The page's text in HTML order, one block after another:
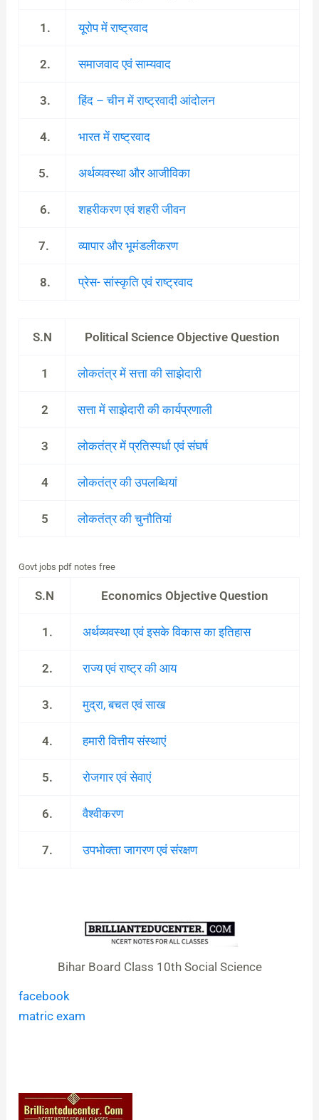
1. यूरोप में राष्ट्रवाद
2. समाजवाद एवं साम्यवाद
3. हिंद – चीन में राष्ट्रवादी आंदोलन
4. भारत में राष्ट्रवाद
5. अर्थव्यवस्था और आजीविका
6. शहरीकरण एवं शहरी जीवन
7. व्यापार और भूमंडलीकरण
8. प्रेस- सांस्कृति एवं राष्ट्रवाद
S.N Political Science Objective Question
1 लोकतंत्र में सत्ता की साझेदारी
2 सत्ता में साझेदारी की कार्यप्रणाली
3 लोकतंत्र में प्रतिस्पर्धा एवं संघर्ष
4 लोकतंत्र की उपलब्धियां
5 लोकतंत्र की चुनौतियां
Govt jobs pdf notes free
S.N Economics Objective Question
1. अर्थव्यवस्था एवं इसके विकास का इतिहास
2. राज्य एवं राष्ट्र की आय
3. मुद्रा, बचत एवं साख
4. हमारी वित्तीय संस्थाएं
5. रोजगार एवं सेवाएं
6. वैश्वीकरण
7. उपभोक्ता जागरण एवं संरक्षण
Bihar Board Class 10th Social Science
facebook
matric exam